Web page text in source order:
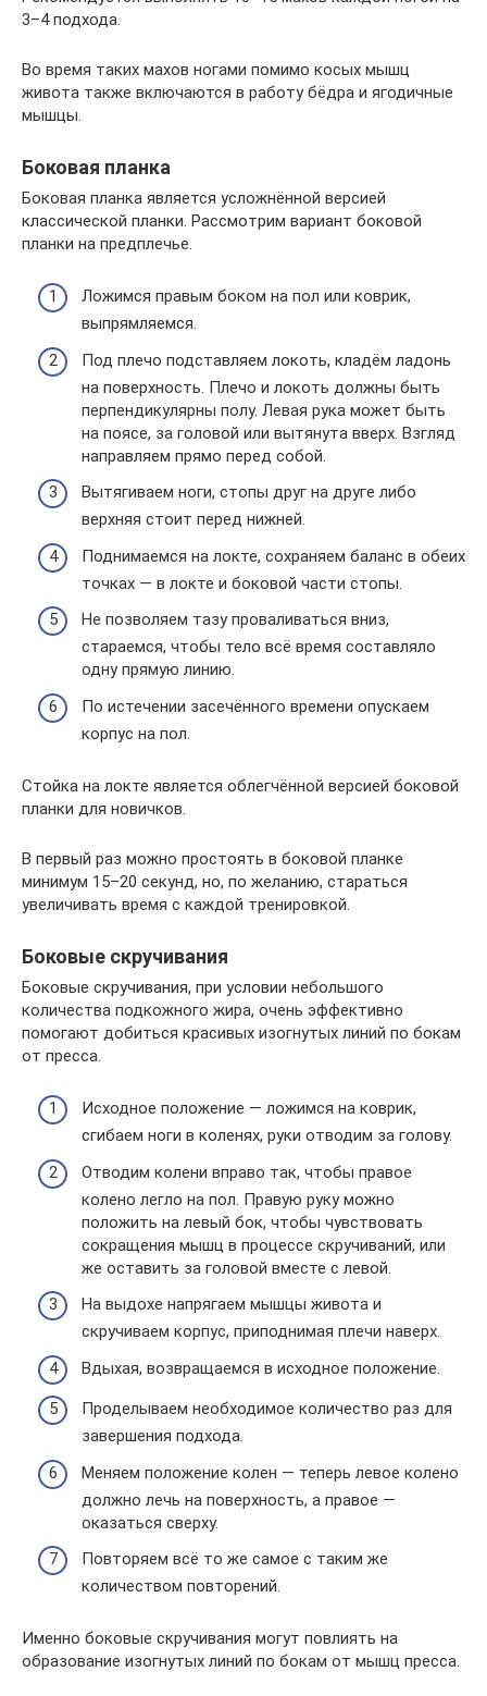
3–4 подхода.
Во время таких махов ногами помимо косых мышц
живота также включаются в работу бёдра и ягодичные
мышцы.
Боковая планка
Боковая планка является усложнённой версией
классической планки. Рассмотрим вариант боковой
планки на предплечье.
Ложимся правым боком на пол или коврик,
выпрямляемся.
Под плечо подставляем локоть, кладём ладонь
на поверхность. Плечо и локоть должны быть
перпендикулярны полу. Левая рука может быть
на поясе, за головой или вытянута вверх. Взгляд
направляем прямо перед собой.
Вытягиваем ноги, стопы друг на друге либо
верхняя стоит перед нижней.
Поднимаемся на локте, сохраняем баланс в обеих
точках — в локте и боковой части стопы.
Не позволяем тазу проваливаться вниз,
стараемся, чтобы тело всё время составляло
одну прямую линию.
По истечении засечённого времени опускаем
корпус на пол.
Стойка на локте является облегчённой версией боковой
планки для новичков.
В первый раз можно простоять в боковой планке
минимум 15–20 секунд, но, по желанию, стараться
увеличивать время с каждой тренировкой.
Боковые скручивания
Боковые скручивания, при условии небольшого
количества подкожного жира, очень эффективно
помогают добиться красивых изогнутых линий по бокам
от пресса.
Исходное положение — ложимся на коврик,
сгибаем ноги в коленях, руки отводим за голову.
Отводим колени вправо так, чтобы правое
колено легло на пол. Правую руку можно
положить на левый бок, чтобы чувствовать
сокращения мышц в процессе скручиваний, или
же оставить за головой вместе с левой.
На выдохе напрягаем мышцы живота и
скручиваем корпус, приподнимая плечи наверх.
Вдыхая, возвращаемся в исходное положение.
Проделываем необходимое количество раз для
завершения подхода.
Меняем положение колен — теперь левое колено
должно лечь на поверхность, а правое —
оказаться сверху.
Повторяем всё то же самое с таким же
количеством повторений.
Именно боковые скручивания могут повлиять на
образование изогнутых линий по бокам от мышц пресса.